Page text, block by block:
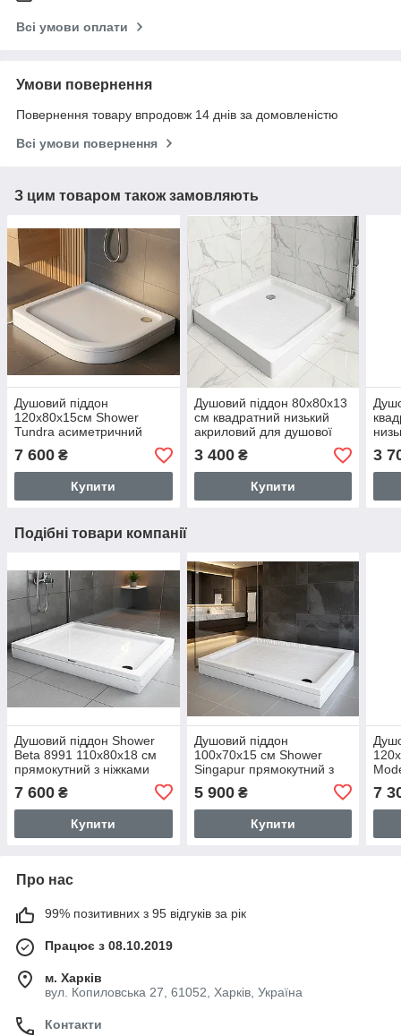
Всі умови оплати
Умови повернення
Повернення товару впродовж 14 днів за домовленістю
Всі умови повернення
З цим товаром також замовляють
Душовий піддон
120х80х15см Shower
Tundra асиметричний
передньою панеллю
ніжками
7 600 ₴
Купити
Душовий піддон 80x80х13
см квадратний низький
акриловий для душової
3 400₴
Купити
3
Подібні товари компанії
Душовий піддон Shower
Beta 8991 110x80х18 см
прямокутний з ніжками
панеллю
7 600 ₴
Купити
Душовий піддон
100х70х15 см Shower
Singapur прямокутний з
кабіни
5 900₴
Купити
7
Про нас
99% позитивних з 95 відгуків за рік
Працює з 08.10.2019
м. Харків
вул. Копиловська 27, 61052, Харків, Україна
Контакти